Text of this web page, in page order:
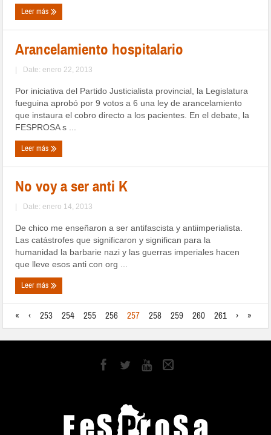
Leer más
Arancelamiento hospitalario
| Date: enero 22, 2013
Por iniciativa del Partido Justicialista provincial, la Legislatura
fueguina aprobó por 9 votos a 6 una ley de arancelamiento
que instaura el cobro directo a los pacientes. En el debate, la
FESPROSA s ...
Leer más
No voy a ser anti K
| Date: enero 14, 2013
De chico me enseñaron a ser antifascista y antiimperialista.
Las catástrofes que significaron y significan para la
humanidad la barbarie nazi y las guerras imperiales hacen
que lleve esos anti con org ...
Leer más
« ‹ 253 254 255 256 257 258 259 260 261 › »